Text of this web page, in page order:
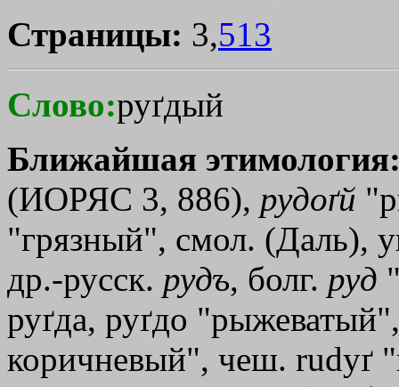
Страницы: 3,513
Слово:руґдый
Ближайшая
(ИОРЯС 3, 886), рудоґй
"грязный", смол. (Даль),
др.-русск. рудъ, болг. руд
руґда, руґдо
коричневый", чеш. rudyґ